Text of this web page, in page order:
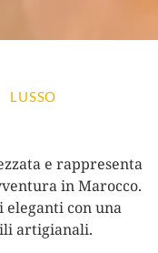
e rappresenta
in Marocco.
con una
artigianali.